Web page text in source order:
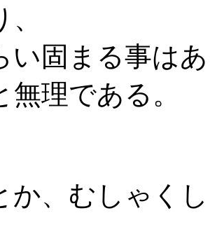
い固まる事は
理である。
か、むしゃく